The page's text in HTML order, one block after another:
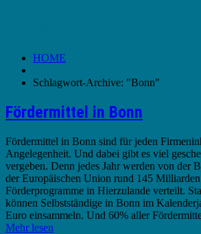
HOME
Schlagwort-Archive: "Bonn"
Fördermittel in Bonn
Fördermittel in Bonn sind für jeden
Angelegenheit. Und dabei gibt es viel
vergeben. Denn jedes Jahr werden von der
der Europäischen Union rund 145
Förderprogramme in Hierzulande verteilt.
können Selbstständige in Bonn im
Euro einsammeln. Und 60% aller
Mehr lesen